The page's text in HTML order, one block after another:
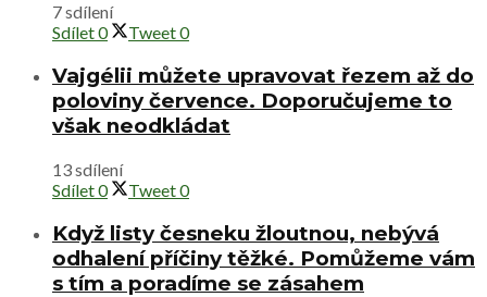
7 sdílení
Sdílet0 Tweet0
Vajgélii můžete upravovat řezem až do
poloviny července. Doporučujeme to
však neodkládat
13 sdílení
Sdílet0 Tweet0
Když listy česneku žloutnou, nebývá
odhalení příčiny těžké. Pomůžeme vám
s tím a poradíme se zásahem